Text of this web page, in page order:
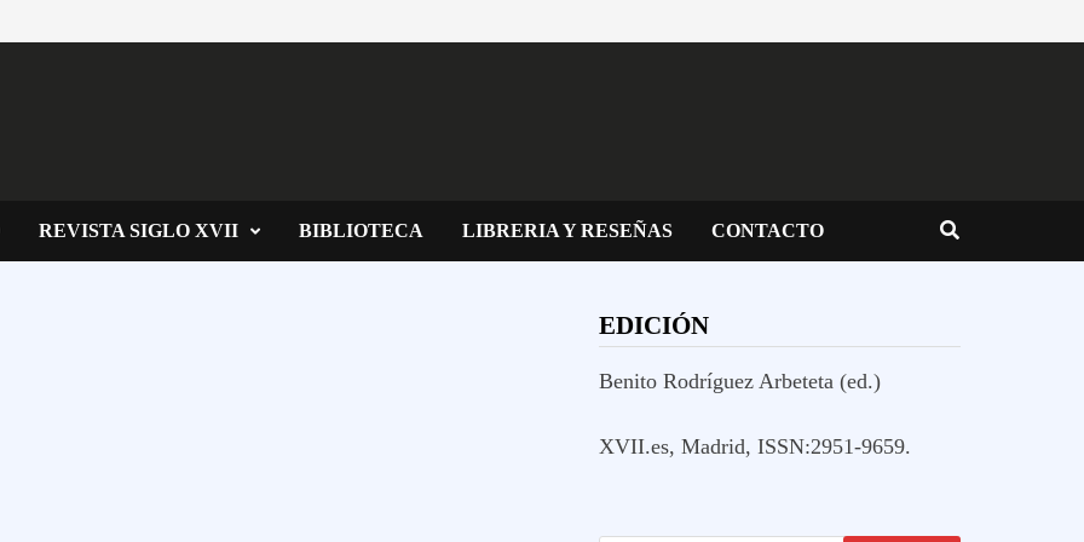
REVISTA SIGLO XVII BIBLIOTECA LIBRERIA Y RESEÑAS CONTACTO
EDICIÓN
Benito Rodríguez Arbeteta (ed.)
XVII.es, Madrid, ISSN:2951-9659.